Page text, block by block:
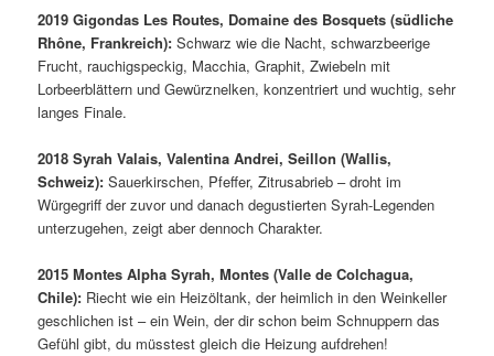
2019 Gigondas Les Routes, Domaine des Bosquets (südliche
Rhône, Frankreich): Schwarz wie die Nacht, schwarzbeerige
Frucht, rauchigspeckig, Macchia, Graphit, Zwiebeln mit
Lorbeerblättern und Gewürznelken, konzentriert und wuchtig, sehr
langes Finale.
2018 Syrah Valais, Valentina Andrei, Seillon (Wallis,
Schweiz): Sauerkirschen, Pfeffer, Zitrusabrieb – droht im
Würgegriff der zuvor und danach degustierten Syrah-Legenden
unterzugehen, zeigt aber dennoch Charakter.
2015 Montes Alpha Syrah, Montes (Valle de Colchagua,
Chile): Riecht wie ein Heizöltank, der heimlich in den Weinkeller
geschlichen ist – ein Wein, der dir schon beim Schnuppern das
Gefühl gibt, du müsstest gleich die Heizung aufdrehen!